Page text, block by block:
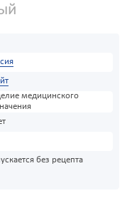
медицинского
без рецепта